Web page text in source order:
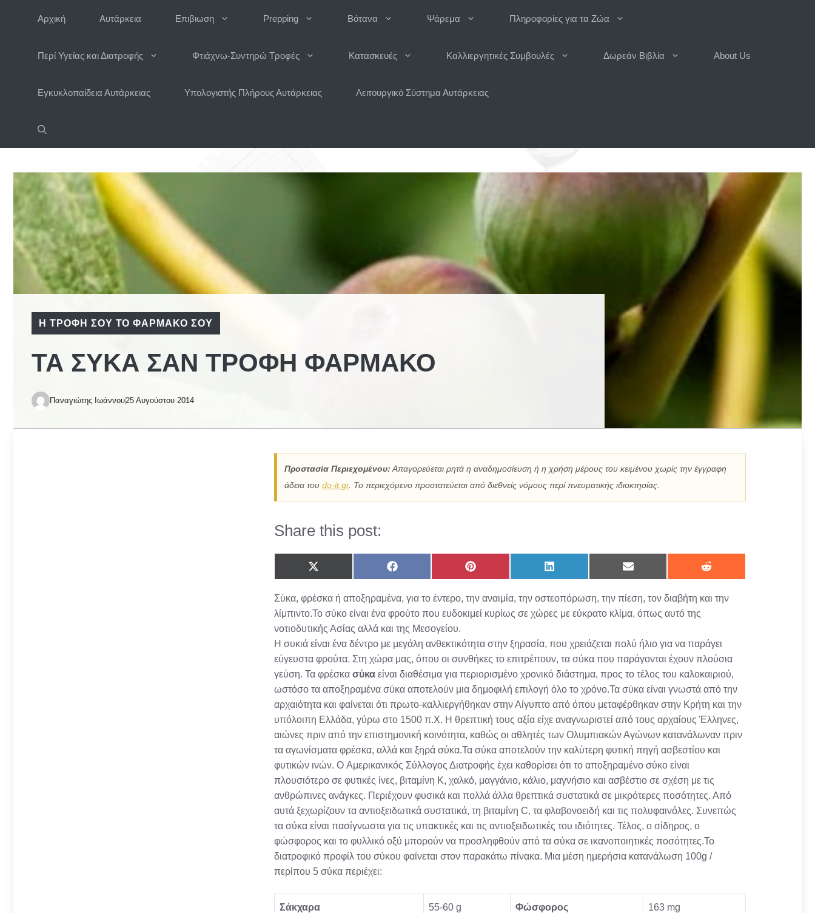
Αρχική Αυτάρκεια Επιβιωση Prepping Βότανα Ψάρεμα Πληροφορίες για τα Ζώα
Περί Υγείας και Διατροφής Φτιάχνω-Συντηρώ Τροφές Κατασκευές Καλλιεργητικές Συμβουλές Δωρεάν Βιβλία About Us
Εγκυκλοπαίδεια Αυτάρκειας Υπολογιστής Πλήρους Αυτάρκειας Λειτουργικό Σύστημα Αυτάρκειας
Η ΤΡΟΦΉ ΣΟΥ ΤΟ ΦΆΡΜΑΚΟ ΣΟΥ
ΤΑ ΣΎΚΑ ΣΑΝ ΤΡΟΦΉ ΦΆΡΜΑΚΟ
Παναγιώτης Ιωάννου25 Αυγούστου 2014
Προστασία Περιεχομένου: Απαγορεύεται ρητά η αναδημοσίευση ή η χρήση μέρους του κειμένου χωρίς την έγγραφη
άδεια του do-it.gr. Το περιεχόμενο προστατεύεται από διεθνείς νόμους περί πνευματικής ιδιοκτησίας.
Share this post:
Share
on
(Twitter)
Share
on
Share
on
Share
on
Share
on
Share
on
Σύκα, φρέσκα ή αποξηραμένα, για το έντερο, την αναιμία, την οστεοπόρωση, την πίεση, τον διαβήτη και την
λίμπιντο.Το σύκο είναι ένα φρούτο που ευδοκιμεί κυρίως σε χώρες με εύκρατο κλίμα, όπως αυτό της
νοτιοδυτικής Ασίας αλλά και της Μεσογείου.
Η συκιά είναι ένα δέντρο με μεγάλη ανθεκτικότητα στην ξηρασία, που χρειάζεται πολύ ήλιο για να παράγει
εύγευστα φρούτα. Στη χώρα μας, όπου οι συνθήκες το επιτρέπουν, τα σύκα που παράγονται έχουν πλούσια
γεύση. Τα φρέσκα σύκα είναι διαθέσιμα για περιορισμένο χρονικό διάστημα, προς το τέλος του καλοκαιριού,
ωστόσο τα αποξηραμένα σύκα αποτελούν μια δημοφιλή επιλογή όλο το χρόνο.Τα σύκα είναι γνωστά από την
αρχαιότητα και φαίνεται ότι πρωτο-καλλιεργήθηκαν στην Αίγυπτο από όπου μεταφέρθηκαν στην Κρήτη και την
υπόλοιπη Ελλάδα, γύρω στο 1500 π.Χ. H θρεπτική τους αξία είχε αναγνωριστεί από τους αρχαίους Έλληνες,
αιώνες πριν από την επιστημονική κοινότητα, καθώς οι αθλητές των Ολυμπιακών Αγώνων κατανάλωναν πριν
τα αγωνίσματα φρέσκα, αλλά και ξηρά σύκα.Τα σύκα αποτελούν την καλύτερη φυτική πηγή ασβεστίου και
φυτικών ινών. O Αμερικανικός Σύλλογος Διατροφής έχει καθορίσει ότι το αποξηραμένο σύκο είναι
πλουσιότερο σε φυτικές ίνες, βιταμίνη Κ, χαλκό, μαγγάνιο, κάλιο, μαγνήσιο και ασβέστιο σε σχέση με τις
ανθρώπινες ανάγκες. Περιέχουν φυσικά και πολλά άλλα θρεπτικά συστατικά σε μικρότερες ποσότητες. Από
αυτά ξεχωρίζουν τα αντιoξειδωτικά συστατικά, τη βιταμίνη C, τα φλαβονοειδή και τις πολυφαινόλες. Συνεπώς
τα σύκα είναι πασίγνωστα για τις υπακτικές και τις αντιοξειδωτικές του ιδιότητες. Τέλος, ο σίδηρος, ο
φώσφορος και το φυλλικό οξύ μπορούν να προσληφθούν από τα σύκα σε ικανοποιητικές ποσότητες.Το
διατροφικό προφίλ του σύκου φαίνεται στον παρακάτω πίνακα. Μια μέση ημερήσια κατανάλωση 100g /
περίπου 5 σύκα περιέχει:
Σάκχαρα 55-60 g Φώσφορος 163 mg